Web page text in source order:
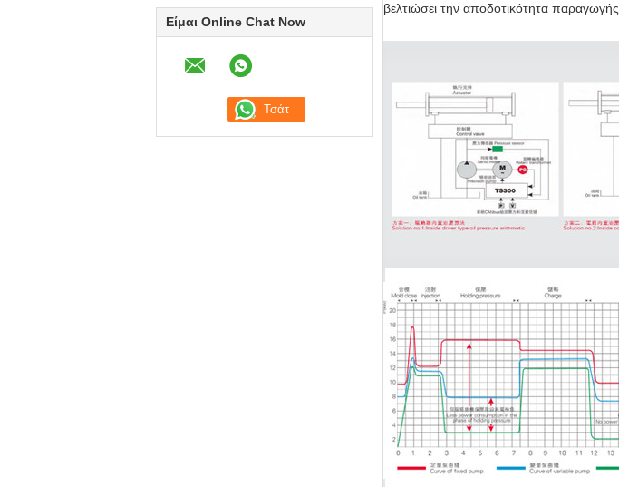
Είμαι Online Chat Now
βελτιώσει την αποδοτικότητα παραγωγής.